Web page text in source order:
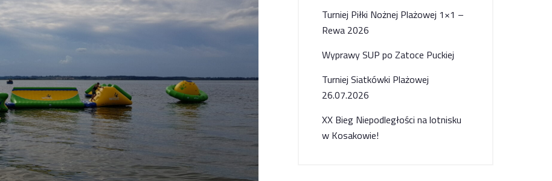
Turniej Piłki Nożnej Plażowej 1×1 –
Rewa 2026
Wyprawy SUP po Zatoce Puckiej
Turniej Siatkówki Plażowej
26.07.2026
XX Bieg Niepodległości na lotnisku
w Kosakowie!